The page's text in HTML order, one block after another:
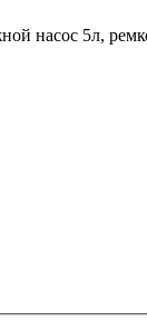
насос 5л,